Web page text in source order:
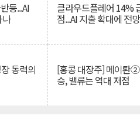
등...AI
나
클라우드플레어 14%
점...AI 지출 확대에 전
동력의 [홍콩 대장주] 메이퇀
승, 밸류는 역대 저점